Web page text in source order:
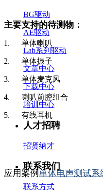
主要支持的待测物：
1. 单体喇叭
2. 单体振子
3. 单体麦克风
4. 喇叭前腔组合
5. 有线耳机
应用案例单体电声测试系
BG驱动
AE驱动
Lab系列驱动
文章中心
下载中心
培训中心
人才招聘
招贤纳才
联系我们
联系方式